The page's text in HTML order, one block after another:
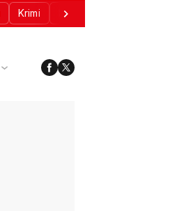
Krimi Donald Trump